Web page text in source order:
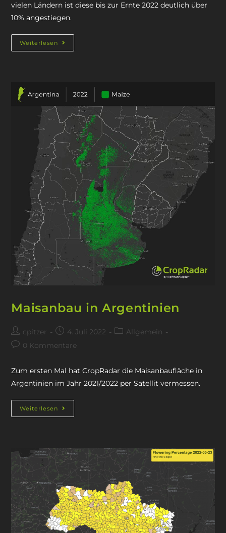
vielen Ländern ist diese bis zur Ernte 2022 deutlich über
10% angestiegen.
Weiterlesen
Maisanbau in Argentinien
cpitzer 4. Juli 2022
Allgemein
0 Kommentare
Zum ersten Mal hat CropRadar die Maisanbaufläche in
Argentinien im Jahr 2021/2022 per Satellit vermessen.
Weiterlesen